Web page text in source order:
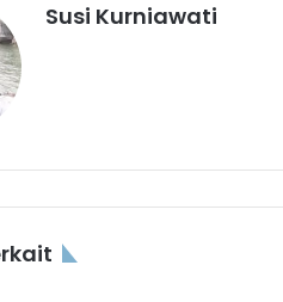
Susi Kurniawati